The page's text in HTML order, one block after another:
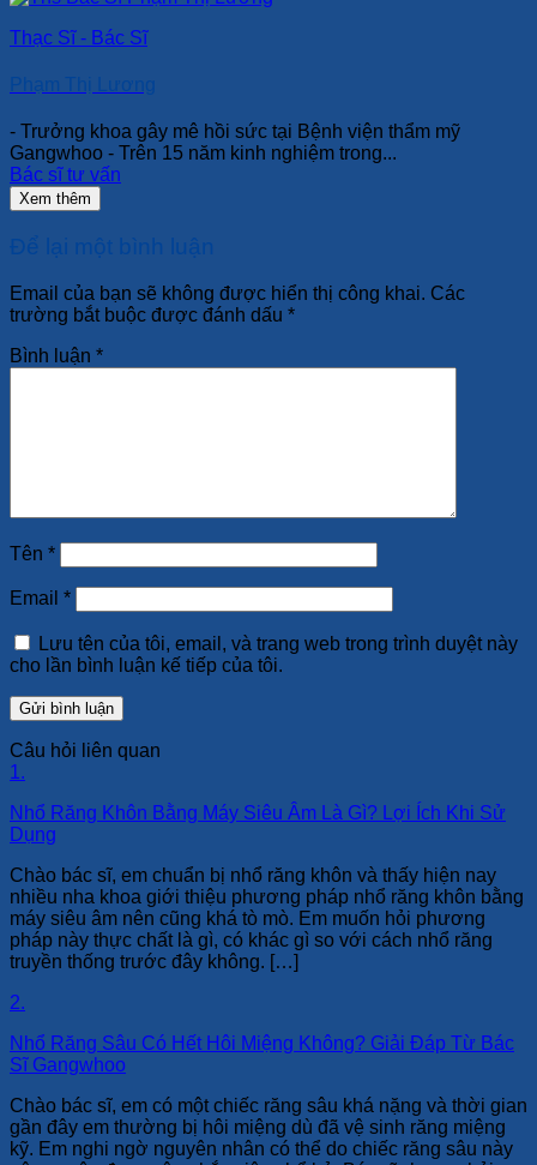
Thạc Sĩ - Bác Sĩ
Phạm Thị Lương
- Trưởng khoa gây mê hồi sức tại Bệnh viện thẩm mỹ
Gangwhoo - Trên 15 năm kinh nghiệm trong...
Bác sĩ tư vấn
Xem thêm
Để lại một bình luận
Email của bạn sẽ không được hiển thị công khai. Các
trường bắt buộc được đánh dấu *
Bình luận *
Tên *
Email *
Lưu tên của tôi, email, và trang web trong trình duyệt này
cho lần bình luận kế tiếp của tôi.
Câu hỏi liên quan
1.
Nhổ Răng Khôn Bằng Máy Siêu Âm Là Gì? Lợi Ích Khi Sử
Dụng
Chào bác sĩ, em chuẩn bị nhổ răng khôn và thấy hiện nay
nhiều nha khoa giới thiệu phương pháp nhổ răng khôn bằng
máy siêu âm nên cũng khá tò mò. Em muốn hỏi phương
pháp này thực chất là gì, có khác gì so với cách nhổ răng
truyền thống trước đây không. […]
2.
Nhổ Răng Sâu Có Hết Hôi Miệng Không? Giải Đáp Từ Bác
Sĩ Gangwhoo
Chào bác sĩ, em có một chiếc răng sâu khá nặng và thời gian
gần đây em thường bị hôi miệng dù đã vệ sinh răng miệng
kỹ. Em nghi ngờ nguyên nhân có thể do chiếc răng sâu này